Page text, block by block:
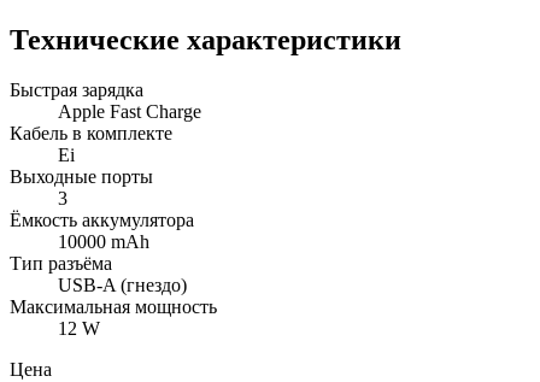
Технические характеристики
Быстрая зарядка
Apple Fast Charge
Кабель в комплекте
Ei
Выходные порты
3
Ёмкость аккумулятора
10000 mAh
Тип разъёма
USB-A (гнездо)
Максимальная мощность
12 W
Цена